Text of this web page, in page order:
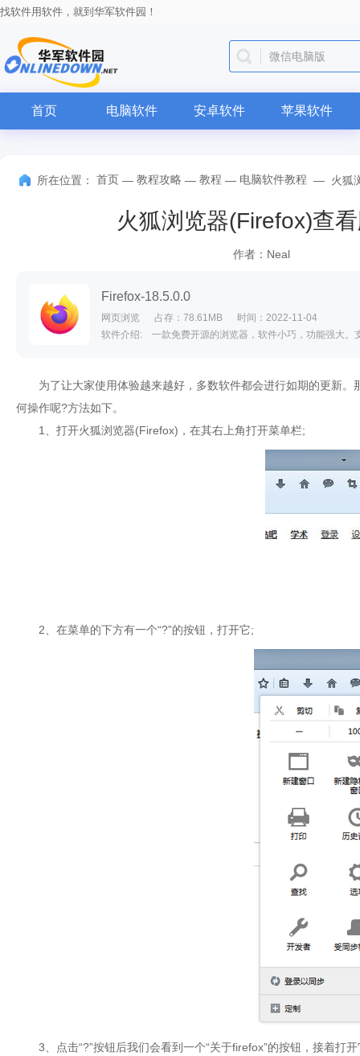
找软件用软件，就到华军软件园！
微信电脑版
首页 电脑软件 安卓软件 苹果软件
所在位置： 首页 — 教程攻略 — 教程 — 电脑软件教程 — 火狐
火狐浏览器(Firefox)查
作者：Neal
Firefox-18.5.0.0
网页浏览 占存：78.61MB 时间：2022-11-04
为了让大家使用体验越来越好，多数软件都会进行如期的更新。
何操作呢?方法如下。
1、打开火狐浏览器(Firefox)，在其右上角打开菜单栏;
2、在菜单的下方有一个“?”的按钮，打开它;
3、点击“?”按钮后我们会看到一个“关于firefox”的按钮，接着打开